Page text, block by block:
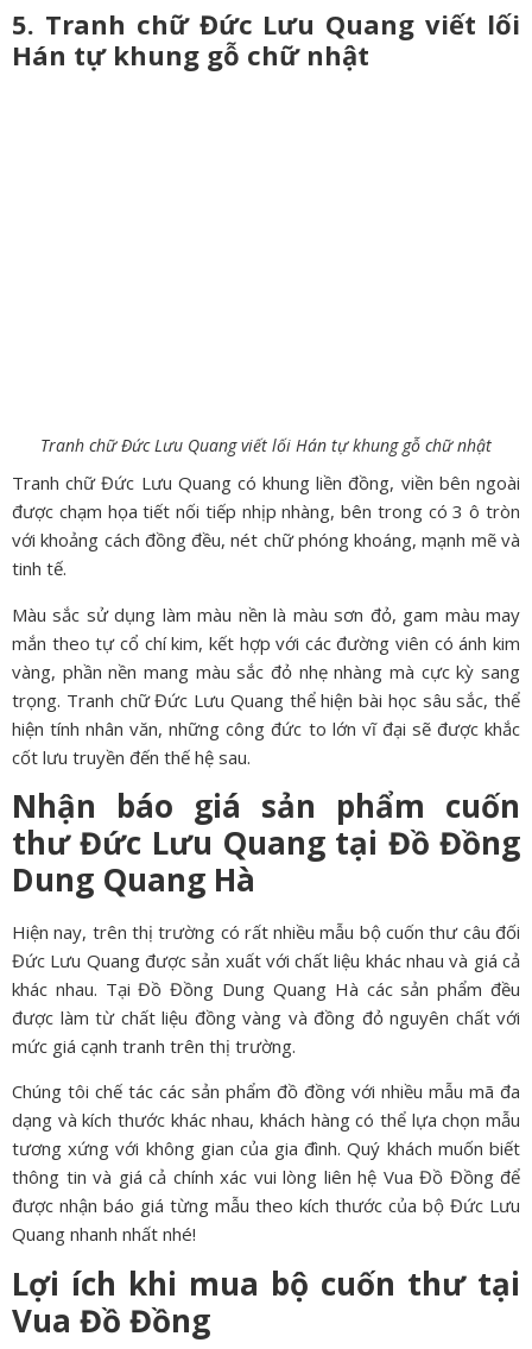
5. Tranh chữ Đức Lưu Quang viết lối
Hán tự khung gỗ chữ nhật
Tranh chữ Đức Lưu Quang viết lối Hán tự khung gỗ chữ nhật
Tranh chữ Đức Lưu Quang có khung liền đồng, viền bên ngoài
được chạm họa tiết nối tiếp nhịp nhàng, bên trong có 3 ô tròn
với khoảng cách đồng đều, nét chữ phóng khoáng, mạnh mẽ và
tinh tế.
Màu sắc sử dụng làm màu nền là màu sơn đỏ, gam màu may
mắn theo tự cổ chí kim, kết hợp với các đường viên có ánh kim
vàng, phần nền mang màu sắc đỏ nhẹ nhàng mà cực kỳ sang
trọng. Tranh chữ Đức Lưu Quang thể hiện bài học sâu sắc, thể
hiện tính nhân văn, những công đức to lớn vĩ đại sẽ được khắc
cốt lưu truyền đến thế hệ sau.
Nhận báo giá sản phẩm cuốn
thư Đức Lưu Quang tại Đồ Đồng
Dung Quang Hà
Hiện nay, trên thị trường có rất nhiều mẫu bộ cuốn thư câu đối
Đức Lưu Quang được sản xuất với chất liệu khác nhau và giá cả
khác nhau. Tại Đồ Đồng Dung Quang Hà các sản phẩm đều
được làm từ chất liệu đồng vàng và đồng đỏ nguyên chất với
mức giá cạnh tranh trên thị trường.
Chúng tôi chế tác các sản phẩm đồ đồng với nhiều mẫu mã đa
dạng và kích thước khác nhau, khách hàng có thể lựa chọn mẫu
tương xứng với không gian của gia đình. Quý khách muốn biết
thông tin và giá cả chính xác vui lòng liên hệ Vua Đồ Đồng để
được nhận báo giá từng mẫu theo kích thước của bộ Đức Lưu
Quang nhanh nhất nhé!
Lợi ích khi mua bộ cuốn thư tại
Vua Đồ Đồng